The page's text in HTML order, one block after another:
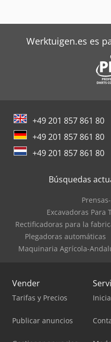
Werktuigen.es es
+49 201 857 861 80
+49 201 857 861 80
+49 201 857 861 80
Búsquedas
Excavadoras Para
Rectificadoras para la
Plegadoras automáticas
Maquinaria Agrícola-
Vender
Tarifas y Precios
Publicar anuncios